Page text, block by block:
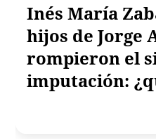
Inés María
hijos de Jorge
rompieron el
imputación: